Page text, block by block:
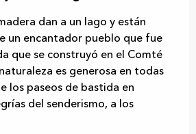
dan a un lago y están
un encantador pueblo que fue
que se construyó en el Comté
es generosa en todas
los paseos de bastida en
del senderismo, a los